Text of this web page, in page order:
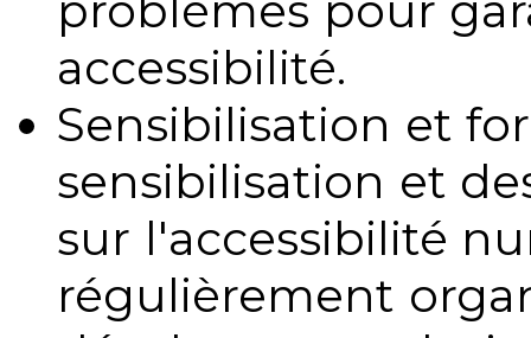
accessibilité.
Sensibilisation et
sensibilisation et
sur l'accessibilité
régulièrement